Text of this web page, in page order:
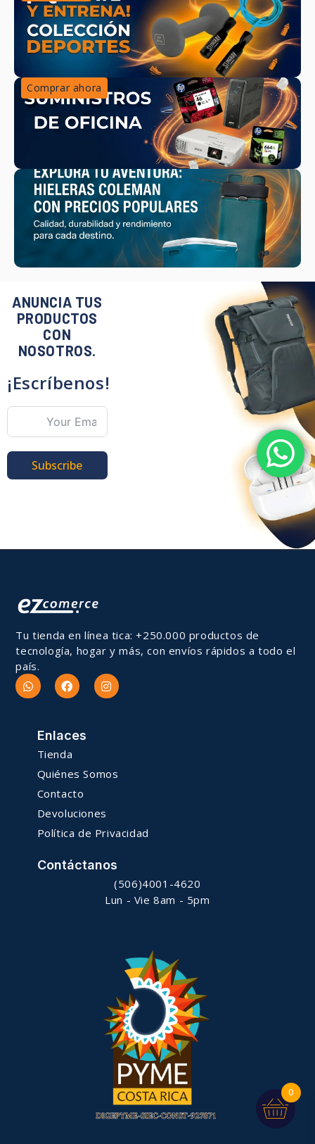
Comprar ahora
ANUNCIA TUS
PRODUCTOS
CON
NOSOTROS.
¡Escríbenos!
Subscribe
Tu tienda en línea tica: +250.000 productos de
tecnología, hogar y más, con envíos rápidos a todo el
país.
Enlaces
Tienda
Quiénes Somos
Contacto
Devoluciones
Política de Privacidad
Contáctanos
(506)4001-4620
Lun - Vie 8am - 5pm
0